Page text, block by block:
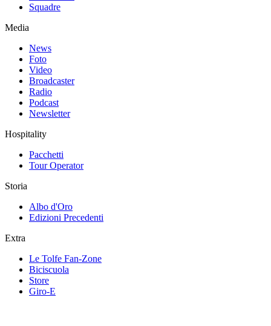
Squadre
Media
News
Foto
Video
Broadcaster
Radio
Podcast
Newsletter
Hospitality
Pacchetti
Tour Operator
Storia
Albo d'Oro
Edizioni Precedenti
Extra
Le Tolfe Fan-Zone
Biciscuola
Store
Giro-E